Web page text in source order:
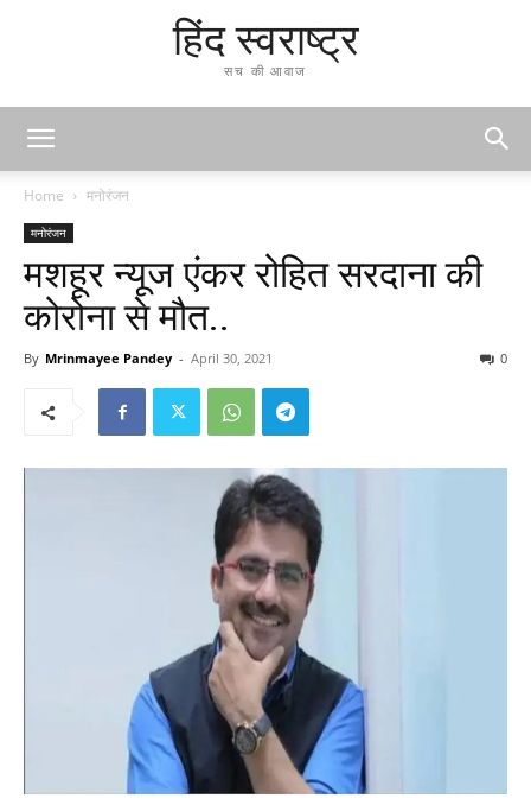
हिंद स्वराष्ट्र
सच की आवाज
Home मनोरंजन
मनोरंजन
मशहूर न्यूज एंकर रोहित सरदाना की
कोरोना से मौत..
By Mrinmayee Pandey - April 30, 2021 0